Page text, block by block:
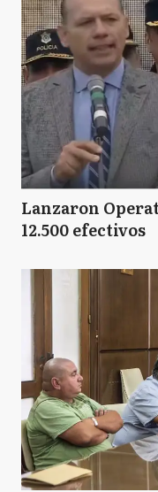
Lanzaron
12.500 efectivos